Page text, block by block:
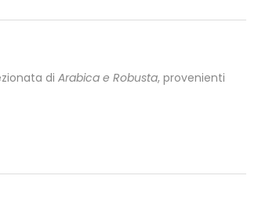
di Arabica e Robusta, provenienti